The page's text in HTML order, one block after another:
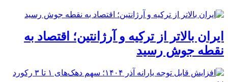
ایران بالاتر از ترکیه و آرژانتین؛ اقتصاد به
نقطه جوش رسید